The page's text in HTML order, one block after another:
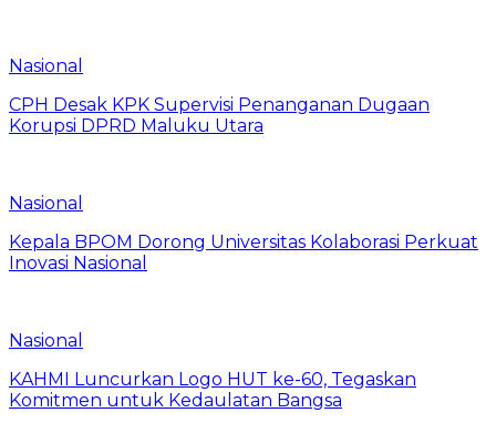
Nasional
CPH Desak KPK Supervisi Penanganan Dugaan
Korupsi DPRD Maluku Utara
Nasional
Kepala BPOM Dorong Universitas Kolaborasi Perkuat
Inovasi Nasional
Nasional
KAHMI Luncurkan Logo HUT ke-60, Tegaskan
Komitmen untuk Kedaulatan Bangsa